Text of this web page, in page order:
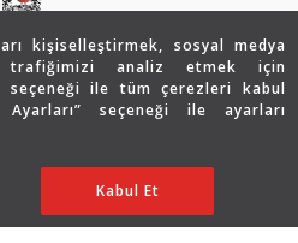
kişiselleştirmek, sosyal medya
trafiğimizi analiz etmek için
seçeneği ile tüm çerezleri kabul
seçeneği ile ayarları
Ayarları Düzenle
Kabul Et
SATIN ALIN
- Bu sitenin tüm hakları